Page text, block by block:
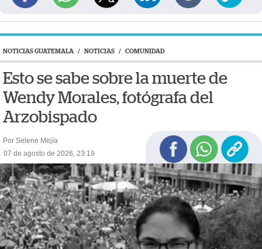
NOTICIAS GUATEMALA / NOTICIAS / COMUNIDAD
Esto se sabe sobre la muerte de
Wendy Morales, fotógrafa del
Arzobispado
Por Selene Mejía
07 de agosto de 2026, 23:19